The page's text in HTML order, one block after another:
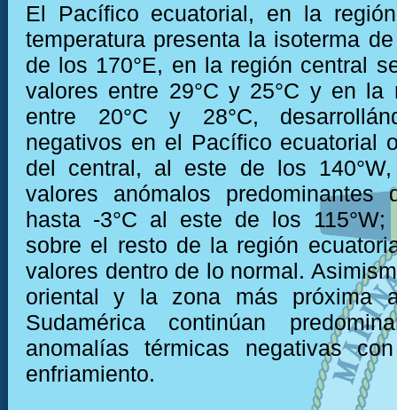
El Pacífico ecuatorial, en la
temperatura presenta la isoterma
de los 170°E, en la región central
valores entre 29°C y 25°C y en la
entre 20°C y 28°C,
negativos en el Pacífico ecuatorial
del central, al este de los 140°W,
valores anómalos
hasta -3°C al este de los 115°W;
sobre el resto de la región
valores dentro de lo normal.
oriental y la zona más próxima
Sudamérica continúan
anomalías térmicas negativas
enfriamiento.